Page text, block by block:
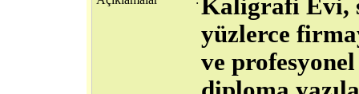
Kaligrafi Evi,
yüzlerce
ve